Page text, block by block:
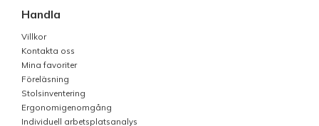
Handla
Villkor
Kontakta oss
Mina favoriter
Föreläsning
Stolsinventering
Ergonomigenomgång
Individuell arbetsplatsanalys